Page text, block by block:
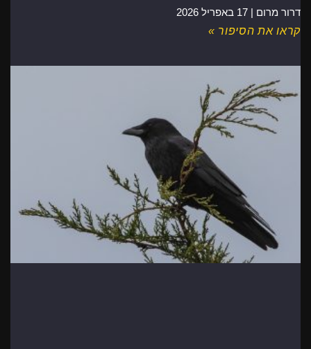
דרור מרום | 17 באפריל 2026
קראו את הסיפור »